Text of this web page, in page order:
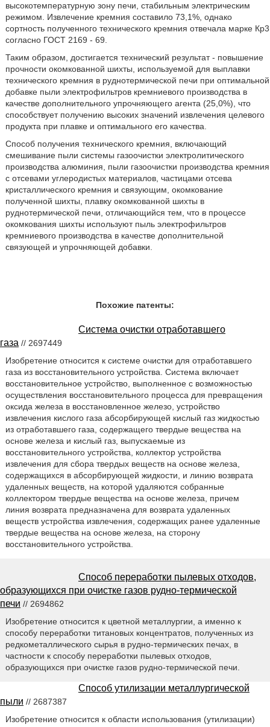
высокотемпературную зону печи, стабильным электрическим
режимом. Извлечение кремния составило 73,1%, однако
сортность полученного технического кремния отвечала марке Кр3
согласно ГОСТ 2169 - 69.
Таким образом, достигается технический результат - повышение
прочности окомкованной шихты, используемой для выплавки
технического кремния в руднотермической печи при оптимальной
добавке пыли электрофильтров кремниевого производства в
качестве дополнительного упрочняющего агента (25,0%), что
способствует получению высоких значений извлечения целевого
продукта при плавке и оптимального его качества.
Способ получения технического кремния, включающий
смешивание пыли системы газоочистки электролитического
производства алюминия, пыли газоочистки производства кремния
с отсевами углеродистых материалов, частицами отсева
кристаллического кремния и связующим, окомкование
полученной шихты, плавку окомкованной шихты в
руднотермической печи, отличающийся тем, что в процессе
окомкования шихты используют пыль электрофильтров
кремниевого производства в качестве дополнительной
связующей и упрочняющей добавки.
Похожие патенты:
Система очистки отработавшего
газа // 2697449
Изобретение относится к системе очистки для отработавшего
газа из восстановительного устройства. Система включает
восстановительное устройство, выполненное с возможностью
осуществления восстановительного процесса для превращения
оксида железа в восстановленное железо, устройство
извлечения кислого газа абсорбирующей кислый газ жидкостью
из отработавшего газа, содержащего твердые вещества на
основе железа и кислый газ, выпускаемые из
восстановительного устройства, коллектор устройства
извлечения для сбора твердых веществ на основе железа,
содержащихся в абсорбирующей жидкости, и линию возврата
удаленных веществ, на которой удаляются собранные
коллектором твердые вещества на основе железа, причем
линия возврата предназначена для возврата удаленных
веществ устройства извлечения, содержащих ранее удаленные
твердые вещества на основе железа, на сторону
восстановительного устройства.
Способ переработки пылевых отходов,
образующихся при очистке газов рудно-термической
печи // 2694862
Изобретение относится к цветной металлургии, а именно к
способу переработки титановых концентратов, полученных из
редкометаллического сырья в рудно-термических печах, в
частности к способу переработки пылевых отходов,
образующихся при очистке газов рудно-термической печи.
Способ утилизации металлургической
пыли // 2687387
Изобретение относится к области использования (утилизации)